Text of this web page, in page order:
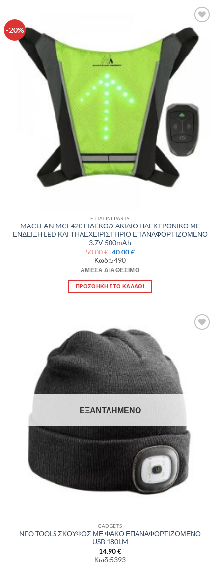
-20%
Πρόσθήκη
στην λίστα
επιθυμιών
E-ΠΑΤΙΝΙ PARTS
MACLEAN MCE420 ΓΙΛΕΚΟ/ΣΑΚΙΔΙΟ ΗΛΕΚΤΡΟΝΙΚΟ ΜΕ
ΕΝΔΕΙΞΗ LED ΚΑΙ ΤΗΛΕΧΕΙΡΙΣΤΗΡΙΟ ΕΠΑΝΑΦΟΡΤΙΖΟΜΕΝΟ
3.7V 500mAh
50.00€ Original
price
was:
50.00 €.
40.00€Η
είναι:
Κωδ:5490
ΆΜΕΣΑ ΔΙΑΘΈΣΙΜΟ
ΠΡΟΣΘΉΚΗ ΣΤΟ ΚΑΛΆΘΙ
ΕΞΑΝΤΛΗΜΈΝΟ
GADGETS
NEO TOOLS ΣΚΟΥΦΟΣ ΜΕ ΦΑΚΟ ΕΠΑΝΑΦΟΡΤΙΖΟΜΕΝΟ
USB 180LM
14.90€
Κωδ:5393